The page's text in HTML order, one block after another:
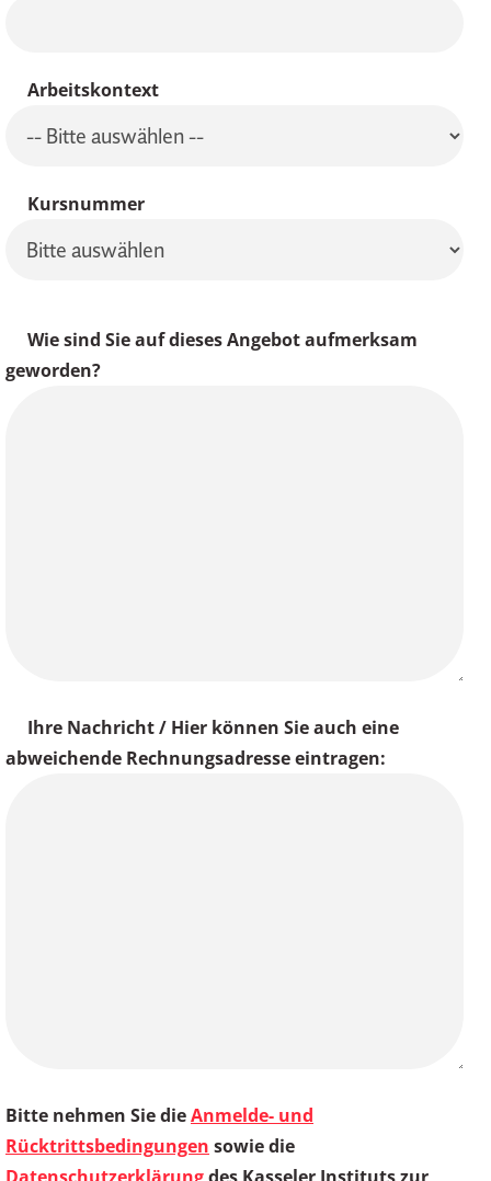
Arbeitskontext
Kursnummer
Wie sind Sie auf dieses Angebot aufmerksam
geworden?
Ihre Nachricht / Hier können Sie auch eine
abweichende Rechnungsadresse eintragen:
Bitte nehmen Sie dieAnmelde- und
Rücktrittsbedingungen sowie die